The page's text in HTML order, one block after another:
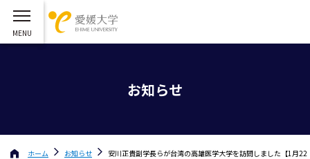
お知らせ
ホーム お知らせ
安川正貴副学長らが台湾の高雄医学大学を訪問しました【1月22